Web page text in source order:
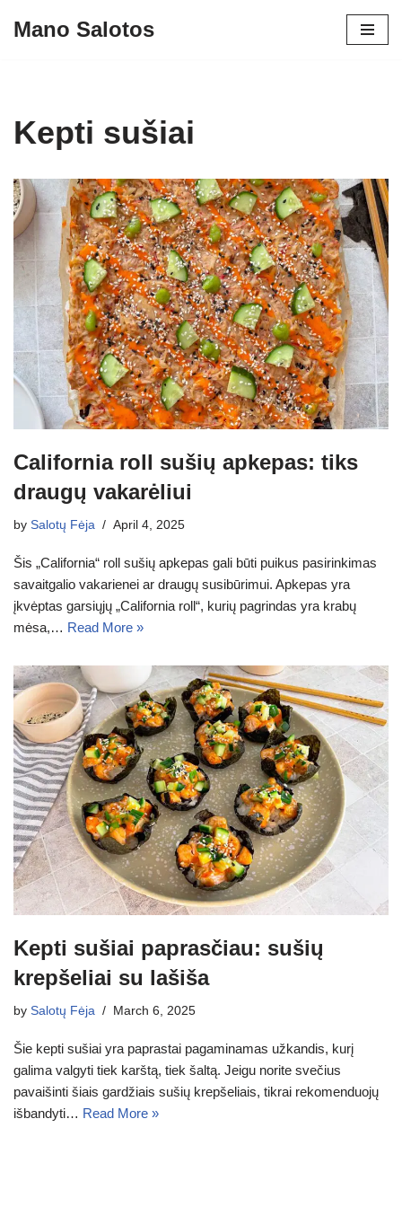
Mano Salotos
Kepti sušiai
California roll sušių apkepas: tiks
draugų vakarėliui
by Salotų Fėja April 4, 2025
Šis „California“ roll sušių apkepas gali būti puikus pasirinkimas
savaitgalio vakarienei ar draugų susibūrimui. Apkepas yra
įkvėptas garsiųjų „California roll“, kurių pagrindas yra krabų
mėsa,… Read More »
Kepti sušiai paprasčiau: sušių
krepšeliai su lašiša
by Salotų Fėja March 6, 2025
Šie kepti sušiai yra paprastai pagaminamas užkandis, kurį
galima valgyti tiek karštą, tiek šaltą. Jeigu norite svečius
pavaišinti šiais gardžiais sušių krepšeliais, tikrai rekomenduojų
išbandyti… Read More »